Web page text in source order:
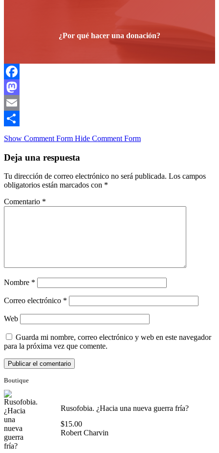
¿Por qué hacer una donación?
Facebook
Mastodon
Email
Compartir
Show Comment Form Hide Comment Form
Deja una respuesta
Tu dirección de correo electrónico no será publicada. Los campos
obligatorios están marcados con *
Comentario *
Nombre *
Correo electrónico *
Web
Guarda mi nombre, correo electrónico y web en este navegador
para la próxima vez que comente.
Boutique
Rusofobia. ¿Hacia una nueva guerra fría?
$15.00
Robert Charvin